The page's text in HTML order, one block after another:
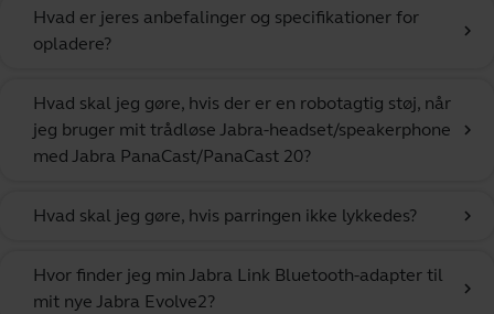
Hvad er jeres anbefalinger og specifikationer for
opladere?
chevron_right
Hvad skal jeg gøre, hvis der er en robotagtig støj, når
jeg bruger mit trådløse Jabra-headset/speakerphone
med Jabra PanaCast/PanaCast 20?
chevron_right
Hvad skal jeg gøre, hvis parringen ikke lykkedes? chevron_right
Hvor finder jeg min Jabra Link Bluetooth-adapter til
mit nye Jabra Evolve2?
chevron_right